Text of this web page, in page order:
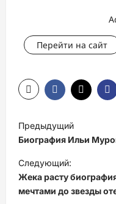
Перейти на сайт
а
в
и
г
Предыдущий
Биография Ильи
Следующий:
Жека расту
мечтами до звезды